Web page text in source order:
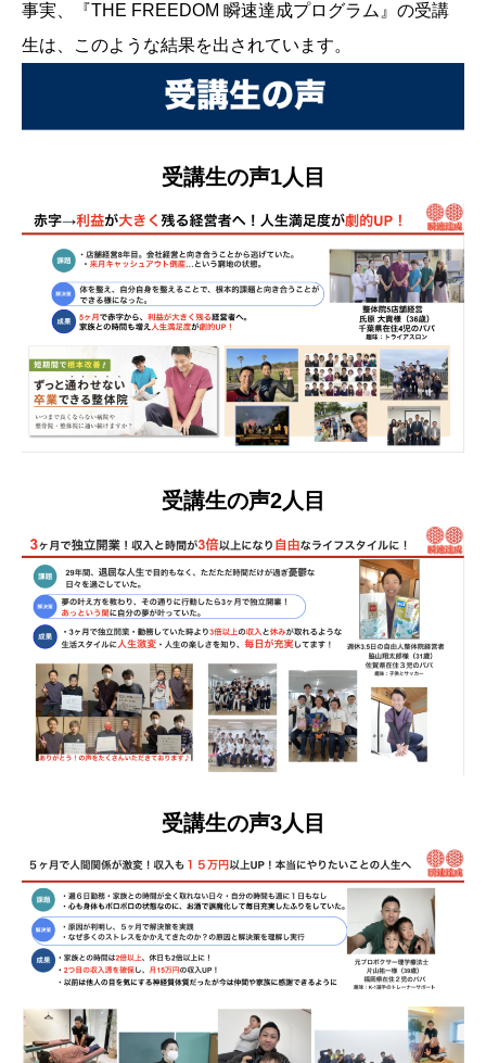
事実、『THE FREEDOM 瞬速達成プログラム』の受講
生は、このような結果を出されています。
受講生の声1人目
受講生の声2人目
受講生の声3人目